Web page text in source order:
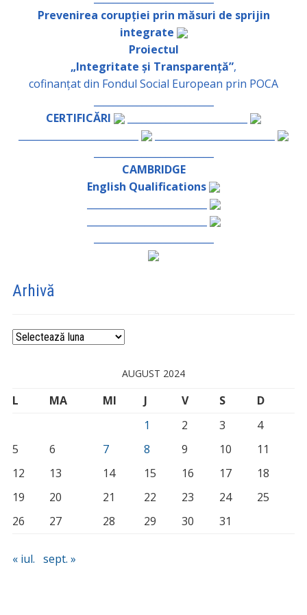
Prevenirea corupției prin măsuri de sprijin
integrate
Proiectul
„Integritate și Transparență”,
cofinanțat din Fondul Social European prin POCA
CERTIFICĂRI
CAMBRIDGE
English Qualifications
Arhivă
Arhivă
AUGUST 2024
L MA MI J V S
D
1
2 3
4
5
6 7 8 9 10
11
12
13 14 15 16 17
18
19
20 21 22 23 24
25
26
27 28 29 30 31
« iul. sept. »